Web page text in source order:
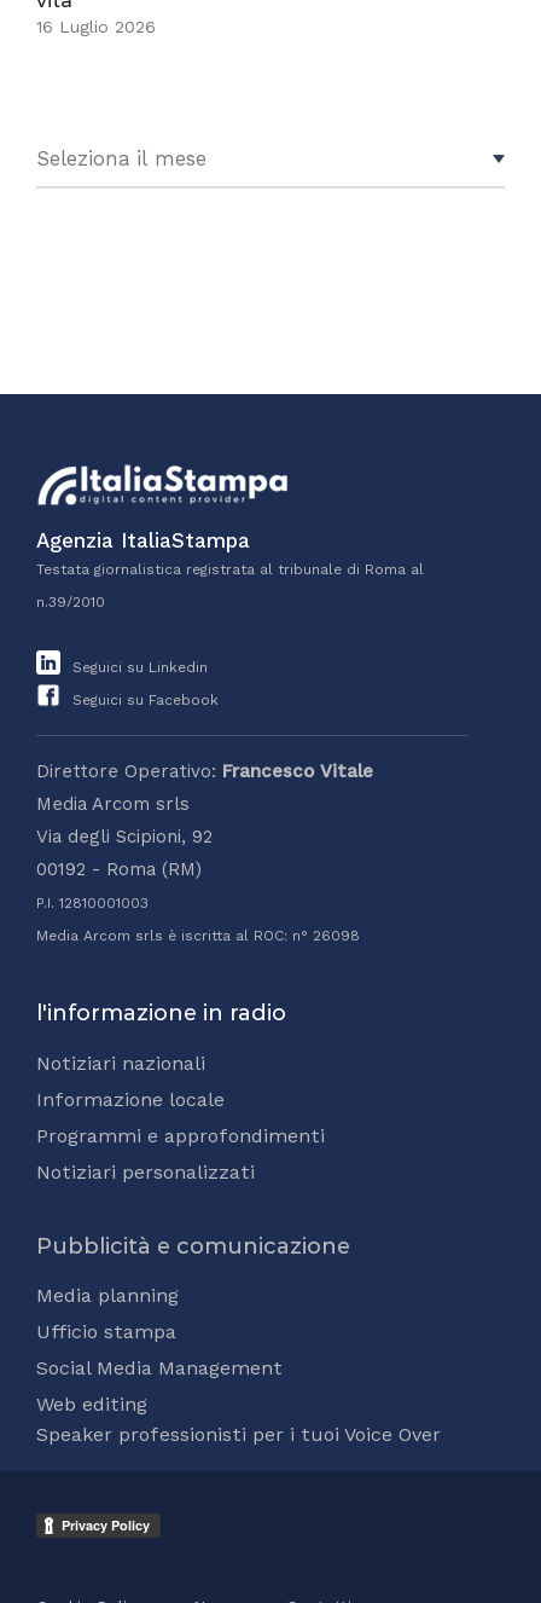
16 Luglio 2026
Agenzia ItaliaStampa
Testata giornalistica registrata al tribunale di Roma al
n.39/2010
Seguici su Linkedin
Seguici su Facebook
Direttore Operativo: Francesco Vitale
Media Arcom srls
Via degli Scipioni, 92
00192 - Roma (RM)
P.I. 12810001003
Media Arcom srls è iscritta al ROC: n° 26098
l'informazione in radio
Notiziari nazionali
Informazione locale
Programmi e approfondimenti
Notiziari personalizzati
Pubblicità e comunicazione
Media planning
Ufficio stampa
Social Media Management
Web editing
Speaker professionisti per i tuoi Voice Over